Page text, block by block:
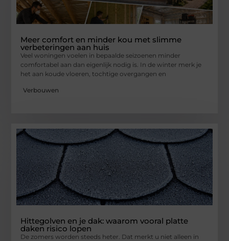
Meer comfort en minder kou met slimme
verbeteringen aan huis
Veel woningen voelen in bepaalde seizoenen minder
comfortabel aan dan eigenlijk nodig is. In de winter merk je
het aan koude vloeren, tochtige overgangen en
Verbouwen
Hittegolven en je dak: waarom vooral platte
daken risico lopen
De zomers worden steeds heter. Dat merkt u niet alleen in